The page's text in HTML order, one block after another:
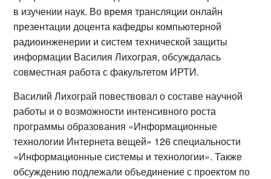
в изучении наук. Во время трансляции онлайн
презентации доцента кафедры компьютерной
радиоинженерии и систем технической защиты
информации Василия Лихограя, обсуждалась
совместная работа с факультетом ИРТИ.
Василий Лихограй повествовал о составе научной
работы и о возможности интенсивного роста
программы образования «Информационные
технологии Интернета вещей» 126 специальности
«Информационные системы и технологии». Также
обсуждению подлежали объединение с проектом по